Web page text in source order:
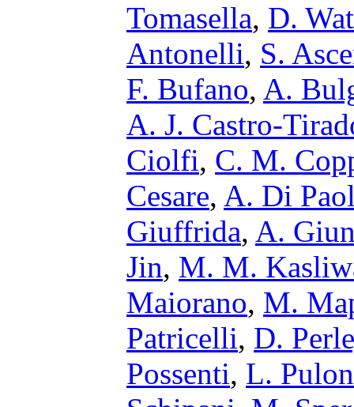
Tomasella, D.
Antonelli, S.
F. Bufano, A.
A. J. Castro-
Ciolfi, C. M.
Cesare, A. Di
Giuffrida, A.
Jin, M. M.
Maiorano, M.
Patricelli, D.
Possenti, L.